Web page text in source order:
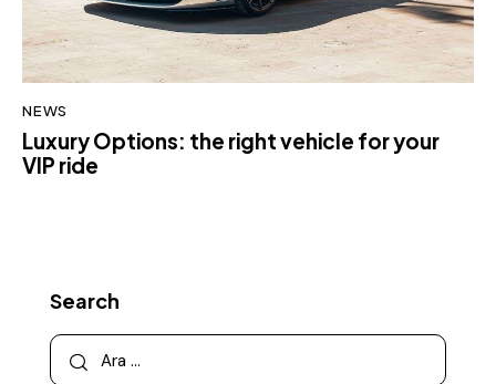
NEWS
Luxury Options: the right vehicle for your
VIP ride
Search